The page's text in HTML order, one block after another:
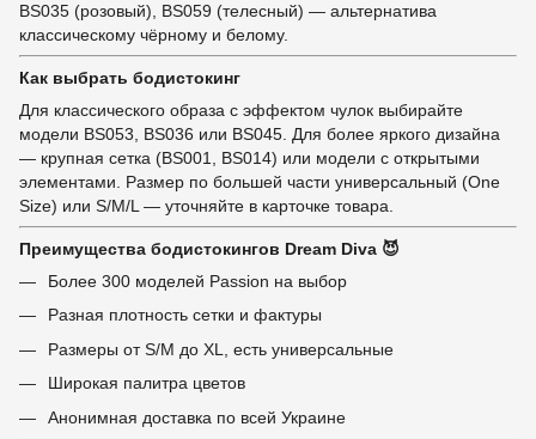
BS035 (розовый), BS059 (телесный) — альтернатива
классическому чёрному и белому.
Как выбрать бодистокинг
Для классического образа с эффектом чулок выбирайте
модели BS053, BS036 или BS045. Для более яркого дизайна
— крупная сетка (BS001, BS014) или модели с открытыми
элементами. Размер по большей части универсальный (One
Size) или S/M/L — уточняйте в карточке товара.
Преимущества бодистокингов Dream Diva 😈
Более 300 моделей Passion на выбор
Разная плотность сетки и фактуры
Размеры от S/M до XL, есть универсальные
Широкая палитра цветов
Анонимная доставка по всей Украине